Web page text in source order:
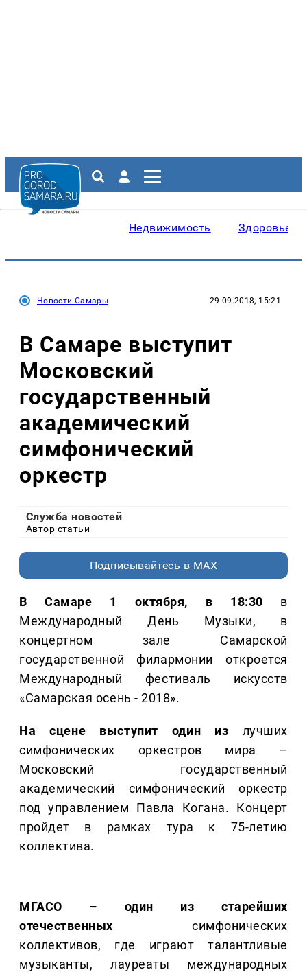
Недвижимость Здоровье
Новости Самары 29.09.2018, 15:21
В Самаре выступит
Московский
государственный
академический
симфонический
оркестр
Служба новостей
Автор статьи
Подписывайтесь в MAX
В Самаре 1 октября, в 18:30 в
Международный День Музыки, в
концертном зале Самарской
государственной филармонии откроется
Международный фестиваль искусств
«Самарская осень - 2018».
На сцене выступит один из лучших
симфонических оркестров мира –
Московский государственный
академический симфонический оркестр
под управлением Павла Когана. Концерт
пройдет в рамках тура к 75-летию
коллектива.
МГАСО – один из старейших
отечественных симфонических
коллективов, где играют талантливые
музыканты, лауреаты международных